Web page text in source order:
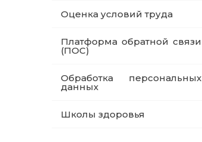
Оценка условий труда
Платформа обратной связи
(ПОС)
Обработка персональных
данных
Школы здоровья